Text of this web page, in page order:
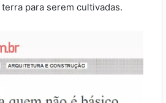
para serem cultivadas.